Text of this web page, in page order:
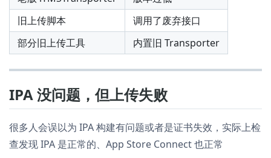
旧上传脚本
调用了废弃接口
部分旧上传工具
内置旧 Transporter
IPA 没问题，但上传失败
很多人会误以为 IPA 构建有问题或者是证书失效，实际上检
查发现 IPA 是正常的、App Store Connect 也正常